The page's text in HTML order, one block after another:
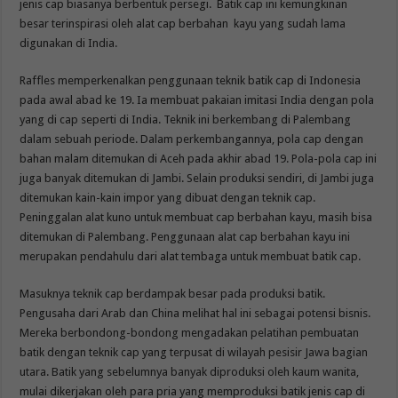
jenis cap biasanya berbentuk persegi. Batik cap ini kemungkinan
besar terinspirasi oleh alat cap berbahan kayu yang sudah lama
digunakan di India.
Raffles memperkenalkan penggunaan teknik batik cap di Indonesia
pada awal abad ke 19. Ia membuat pakaian imitasi India dengan pola
yang di cap seperti di India. Teknik ini berkembang di Palembang
dalam sebuah periode. Dalam perkembangannya, pola cap dengan
bahan malam ditemukan di Aceh pada akhir abad 19. Pola-pola cap ini
juga banyak ditemukan di Jambi. Selain produksi sendiri, di Jambi juga
ditemukan kain-kain impor yang dibuat dengan teknik cap.
Peninggalan alat kuno untuk membuat cap berbahan kayu, masih bisa
ditemukan di Palembang. Penggunaan alat cap berbahan kayu ini
merupakan pendahulu dari alat tembaga untuk membuat batik cap.
Masuknya teknik cap berdampak besar pada produksi batik.
Pengusaha dari Arab dan China melihat hal ini sebagai potensi bisnis.
Mereka berbondong-bondong mengadakan pelatihan pembuatan
batik dengan teknik cap yang terpusat di wilayah pesisir Jawa bagian
utara. Batik yang sebelumnya banyak diproduksi oleh kaum wanita,
mulai dikerjakan oleh para pria yang memproduksi batik jenis cap di